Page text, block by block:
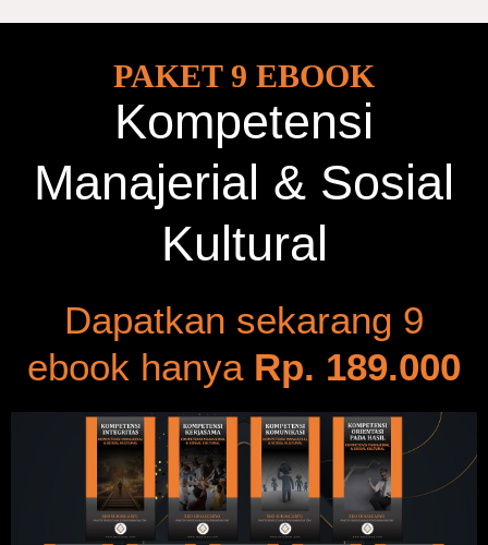
PAKET 9 EBOOK
Kompetensi
Manajerial & Sosial
Kultural
Dapatkan sekarang 9
ebook hanya Rp. 189.000